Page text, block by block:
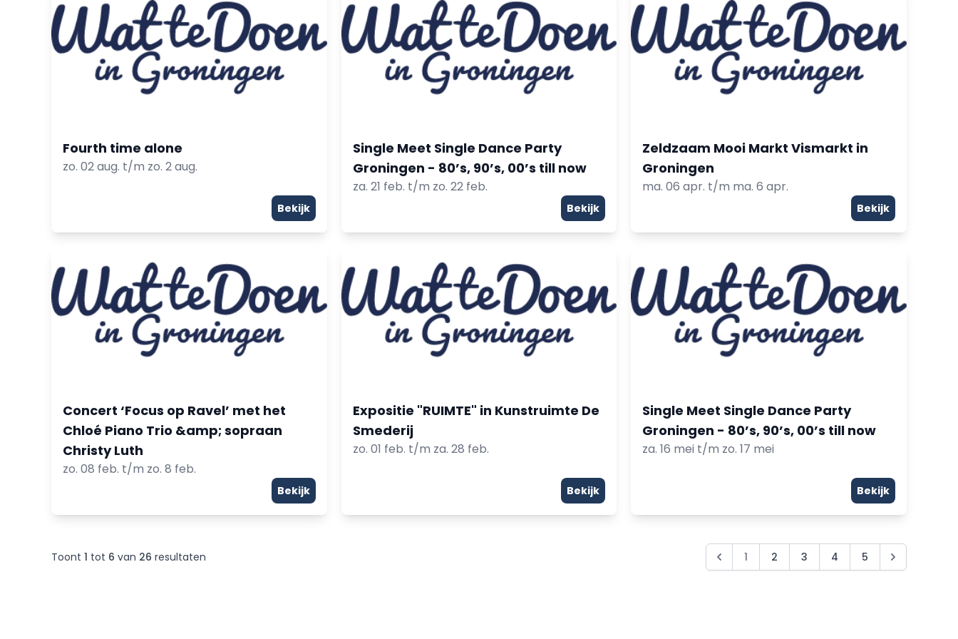
Fourth time alone
zo. 02 aug. t/m zo. 2 aug.
Bekijk
Single Meet Single Dance Party
Groningen - 80’s, 90’s, 00’s till now
za. 21 feb. t/m zo. 22 feb.
Bekijk
Zeldzaam Mooi Markt Vismarkt in
Groningen
ma. 06 apr. t/m ma. 6 apr.
Bekijk
Concert ‘Focus op Ravel’ met het
Chloé Piano Trio &amp; sopraan
Christy Luth
zo. 08 feb. t/m zo. 8 feb.
Bekijk
Expositie "RUIMTE" in Kunstruimte De
Smederij
zo. 01 feb. t/m za. 28 feb.
Bekijk
Single Meet Single Dance Party
Groningen - 80’s, 90’s, 00’s till now
za. 16 mei t/m zo. 17 mei
Bekijk
Toont 1 tot 6 van 26 resultaten 1 2 3 4 5